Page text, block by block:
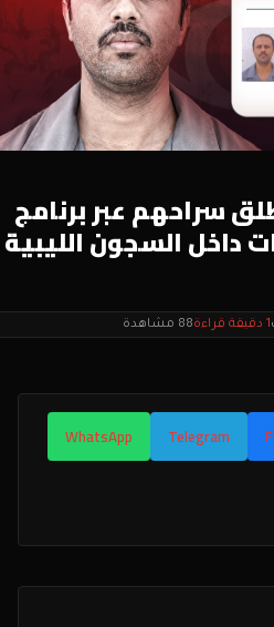
سراحهم عبر برنامج
داخل السجون الليبية
1 دقيقة قراءة 88 مشاهدة
Telegram
WhatsApp